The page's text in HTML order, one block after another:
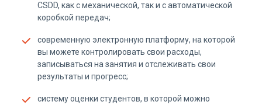
CSDD, как с механической, так и с автоматической
коробкой передач;
cовременную электронную платформу, на которой
вы можете контролировать свои расходы,
записываться на занятия и отслеживать свои
результаты и прогресс;
cистему оценки студентов, в которой можно